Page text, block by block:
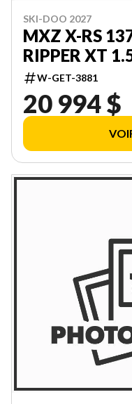
SKI-DOO 2027
MXZ X-RS
RIPPER XT
W-GET-3881
20 994 $